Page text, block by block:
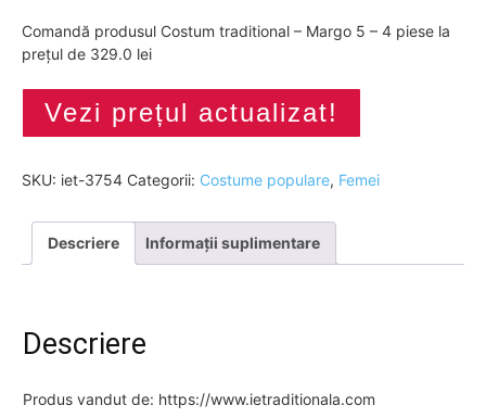
Comandă produsul Costum traditional – Margo 5 – 4 piese la
prețul de 329.0 lei
Vezi prețul actualizat!
SKU: iet-3754 Categorii: Costume populare, Femei
Descriere Informații suplimentare
Descriere
Produs vandut de: https://www.ietraditionala.com